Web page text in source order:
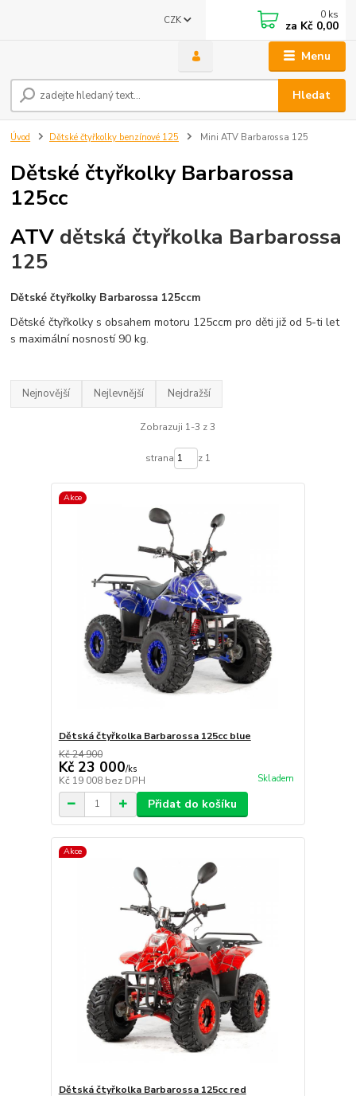
Menu
CZK
Hledat
0 ks
za Kč 0,00
Úvod Dětské čtyřkolky benzínové 125 Mini ATV Barbarossa 125
Dětské čtyřkolky Barbarossa
125cc
ATV dětská čtyřkolka Barbarossa
125
Dětské čtyřkolky Barbarossa 125ccm
Dětské čtyřkolky s obsahem motoru 125ccm pro děti již od 5-ti let
s maximální nosností 90 kg.
Nejnovější Nejlevnější Nejdražší
Zobrazuji 1-3 z 3
strana z 1
Akce
Dětská čtyřkolka Barbarossa 125cc blue
Kč 24 900
Kč 23 000/ks
Kč 19 008 bez DPH Skladem
Přidat do košíku
Akce
Dětská čtyřkolka Barbarossa 125cc red